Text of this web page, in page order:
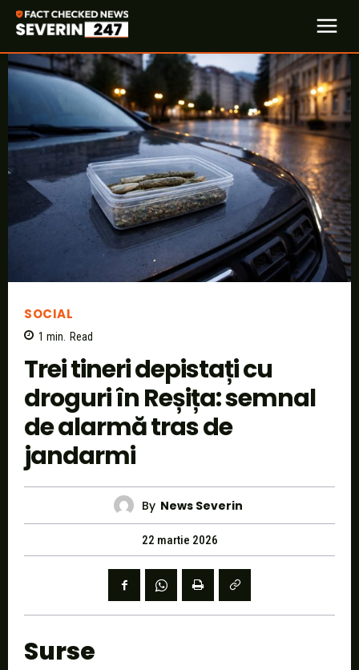
SOCIAL
1 min. Read
Trei tineri depistați cu
droguri în Reșița: semnal
de alarmă tras de
jandarmi
By News Severin
22 martie 2026
Surse